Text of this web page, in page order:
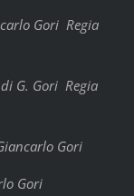
Gori Regia
di G. Gori Regia
Gori
Gori